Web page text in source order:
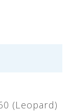
(Leopard)